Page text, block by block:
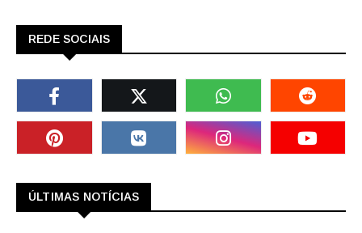
REDE SOCIAIS
ÚLTIMAS NOTÍCIAS